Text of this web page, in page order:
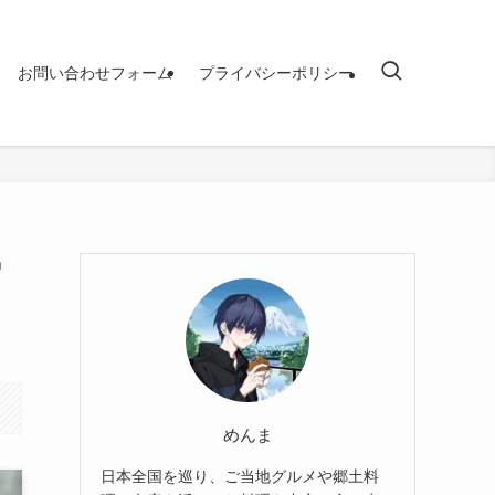
お問い合わせフォーム プライバシーポリシー
めんま
日本全国を巡り、ご当地グルメや郷土料